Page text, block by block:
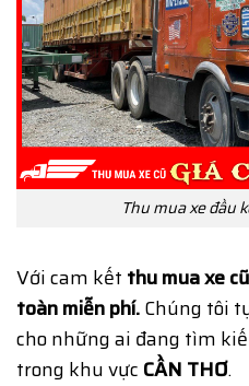
Thu mua xe đầu
Với cam kết thu mua xe
toàn miễn phí.Chúng tôi
cho những ai đang tìm
trong khu vực CẦN THƠ.